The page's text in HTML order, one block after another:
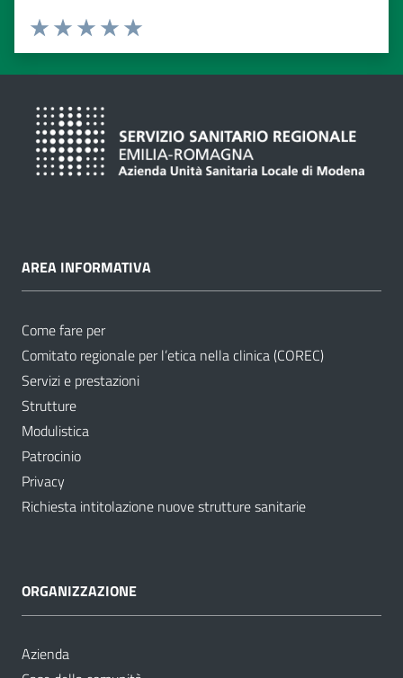
Valuta da 1 a 5 stelle
Valuta 5 stelle su 5
Valuta 4 stelle su 5
Valuta 3 stelle su 5
Valuta 2 stelle su 5
Valuta 1 stelle su 5
AREA INFORMATIVA
Come fare per
Comitato regionale per l’etica nella clinica (COREC)
Servizi e prestazioni
Strutture
Modulistica
Patrocinio
Privacy
Richiesta intitolazione nuove strutture sanitarie
ORGANIZZAZIONE
Azienda